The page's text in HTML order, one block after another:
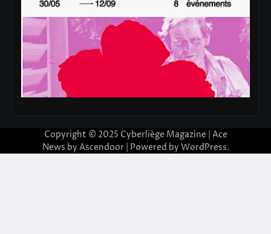
Copyright © 2025 Cyberliège Magazine | Ace
News by Ascendoor| Powered by WordPress.